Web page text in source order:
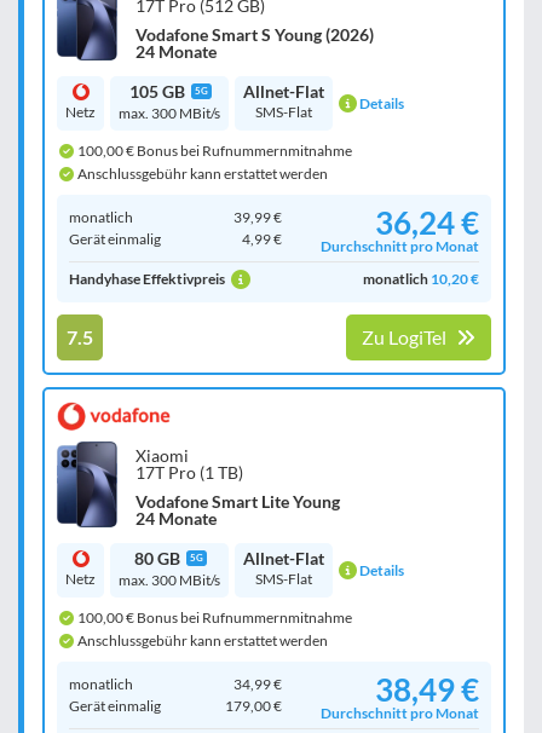
17T Pro (512 GB)
Vodafone Smart S Young (2026)
24 Monate
Netz
105 GB 5G
max. 300 MBit/s
Allnet-Flat
SMS-Flat Details
100,00 € Bonus bei Rufnummernmitnahme
Anschlussgebühr kann erstattet werden
monatlich
39,99 €
Gerät einmalig
4,99 € 36,24 €
Durchschnitt pro Monat
Handyhase Effektivpreis
monatlich 10,20 €
7.5 Zu LogiTel
Xiaomi
17T Pro (1 TB)
Vodafone Smart Lite Young
24 Monate
Netz
80 GB 5G
max. 300 MBit/s
Allnet-Flat
SMS-Flat Details
100,00 € Bonus bei Rufnummernmitnahme
Anschlussgebühr kann erstattet werden
monatlich
34,99 €
Gerät einmalig
179,00 € 38,49 €
Durchschnitt pro Monat